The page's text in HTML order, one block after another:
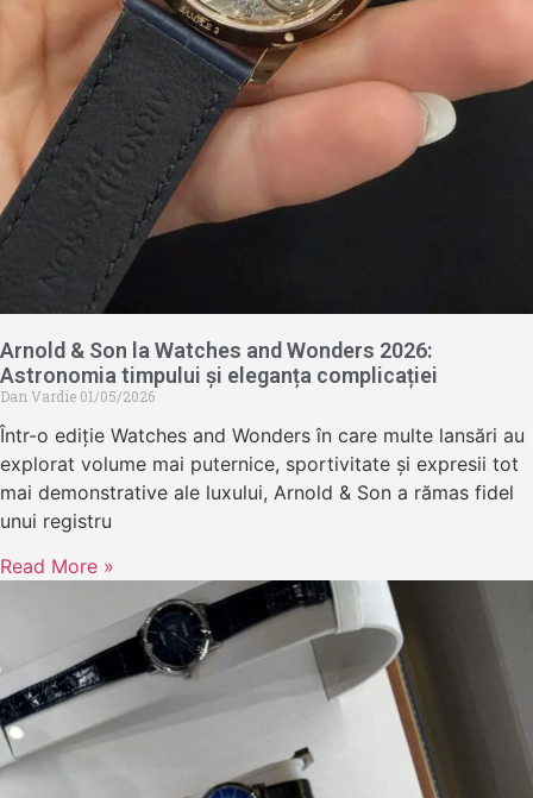
Arnold & Son la Watches and Wonders 2026:
Astronomia timpului și eleganța complicației
Dan Vardie 01/05/2026
Într-o ediție Watches and Wonders în care multe lansări au
explorat volume mai puternice, sportivitate și expresii tot
mai demonstrative ale luxului, Arnold & Son a rămas fidel
unui registru
Read More »